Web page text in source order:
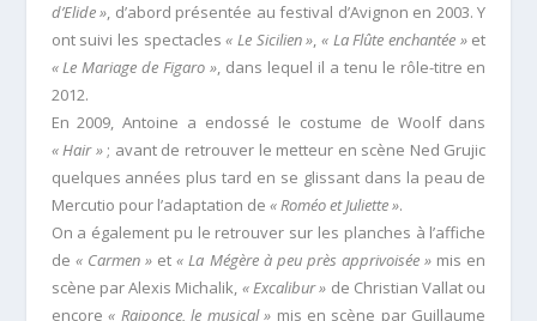
d’Elide », d’abord présentée au festival d’Avignon en 2003. Y
ont suivi les spectacles« Le Sicilien »,« La Flûte enchantée »et
« Le Mariage de Figaro », dans lequel il a tenu le rôle-titre en
2012.
En 2009, Antoine a endossé le costume de Woolf dans
« Hair »; avant de retrouver le metteur en scène Ned Grujic
quelques années plus tard en se glissant dans la peau de
Mercutio pour l’adaptation de « Roméo et Juliette ».
On a également pu le retrouver sur les planches à l’affiche
de « Carmen »et« La Mégère à peu près apprivoisée » mis en
scène par Alexis Michalik, « Excalibur » de Christian Vallat ou
encore« Raiponce, le musical » mis en scène par Guillaume